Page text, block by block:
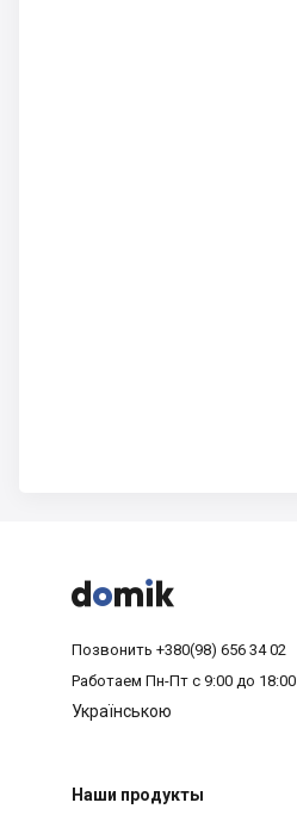



Позвонить +380(98) 656 34 02
Работаем Пн-Пт с 9:00 до 18:00
Українською
Наши продукты